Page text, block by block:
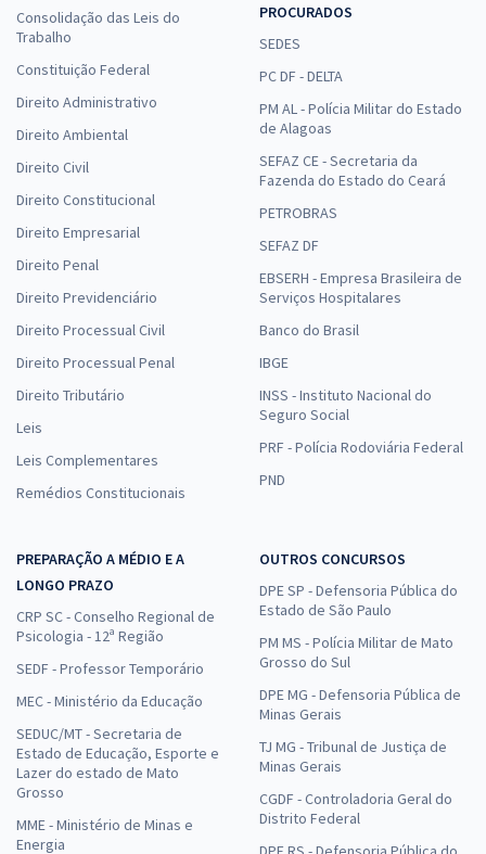
Consolidação das Leis do
Trabalho
Constituição Federal
Direito Administrativo
Direito Ambiental
Direito Civil
Direito Constitucional
Direito Empresarial
Direito Penal
Direito Previdenciário
Direito Processual Civil
Direito Processual Penal
Direito Tributário
Leis
Leis Complementares
Remédios Constitucionais
PROCURADOS
SEDES
PC DF - DELTA
PM AL - Polícia Militar do Estado
de Alagoas
SEFAZ CE - Secretaria da
Fazenda do Estado do Ceará
PETROBRAS
SEFAZ DF
EBSERH - Empresa Brasileira de
Serviços Hospitalares
Banco do Brasil
IBGE
INSS - Instituto Nacional do
Seguro Social
PRF - Polícia Rodoviária Federal
PND
PREPARAÇÃO A MÉDIO E A
LONGO PRAZO
CRP SC - Conselho Regional de
Psicologia - 12ª Região
SEDF - Professor Temporário
MEC - Ministério da Educação
SEDUC/MT - Secretaria de
Estado de Educação, Esporte e
Lazer do estado de Mato
Grosso
MME - Ministério de Minas e
Energia
OUTROS CONCURSOS
DPE SP - Defensoria Pública do
Estado de São Paulo
PM MS - Polícia Militar de Mato
Grosso do Sul
DPE MG - Defensoria Pública de
Minas Gerais
TJ MG - Tribunal de Justiça de
Minas Gerais
CGDF - Controladoria Geral do
Distrito Federal